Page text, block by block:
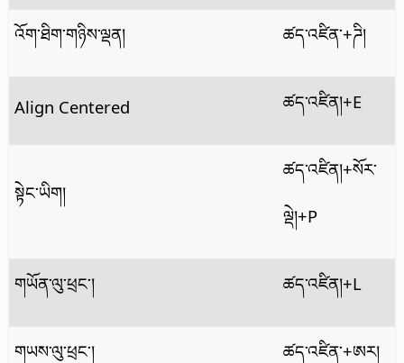
འོག་ཐིག་གཉིས་ལྡན། ཚད་འཛིན་+ཌི།
Align Centered ཚད་འཛིན།+E
སྟེང་ཡིག།
ཚད་འཛིན།+སོར་
ལྡེ།+P
གཡོན་ལུ་ཕྲང་། ཚད་འཛིན།+L
གཡས་ལུ་ཕྲང་། ཚད་འཛིན་+ཨར།